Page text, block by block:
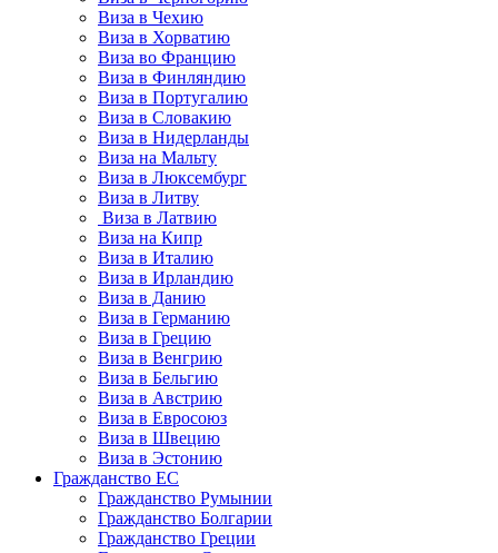
Виза в Чехию
Виза в Хорватию
Виза во Францию
Виза в Финляндию
Виза в Португалию
Виза в Словакию
Виза в Нидерланды
Виза на Мальту
Виза в Люксембург
Виза в Литву
Виза в Латвию
Виза на Кипр
Виза в Италию
Виза в Ирландию
Виза в Данию
Виза в Германию
Виза в Грецию
Виза в Венгрию
Виза в Бельгию
Виза в Австрию
Виза в Евросоюз
Виза в Швецию
Виза в Эстонию
Гражданство ЕС
Гражданство Румынии
Гражданство Болгарии
Гражданство Греции